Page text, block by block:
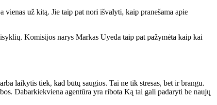
vienas už kitą. Jie taip pat nori išvalyti, kaip pranešama apie
Komisijos narys Markas Uyeda taip pat pažymėta kaip kai
laikytis tiek, kad būtų saugios. Tai ne tik stresas, bet ir brangu.
Dabarkiekviena agentūra yra ribota Ką tai gali padaryti be naujų